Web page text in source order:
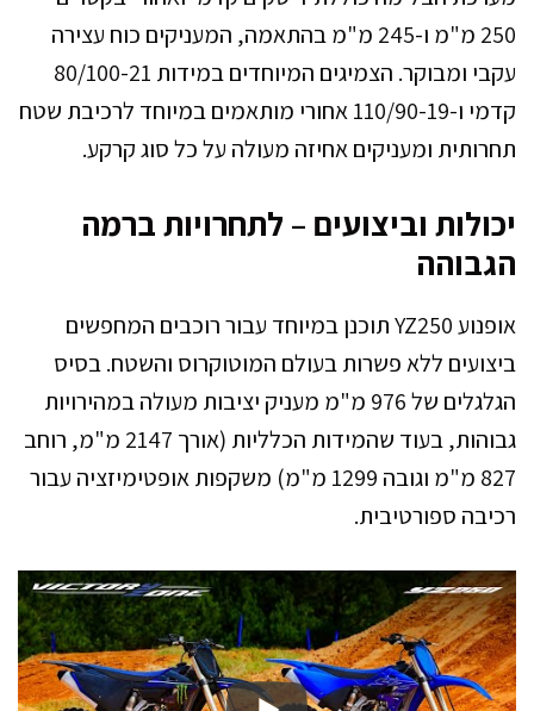
250 מ"מ ו-245 מ"מ בהתאמה, המעניקים כוח עצירה
עקבי ומבוקר. הצמיגים המיוחדים במידות 80/100-21
קדמי ו-110/90-19 אחורי מותאמים במיוחד לרכיבת שטח
תחרותית ומעניקים אחיזה מעולה על כל סוג קרקע.
יכולות וביצועים – לתחרויות ברמה
הגבוהה
אופנוע YZ250 תוכנן במיוחד עבור רוכבים המחפשים
ביצועים ללא פשרות בעולם המוטוקרוס והשטח. בסיס
הגלגלים של 976 מ"מ מעניק יציבות מעולה במהירויות
גבוהות, בעוד שהמידות הכלליות (אורך 2147 מ"מ, רוחב
827 מ"מ וגובה 1299 מ"מ) משקפות אופטימיזציה עבור
רכיבה ספורטיבית.